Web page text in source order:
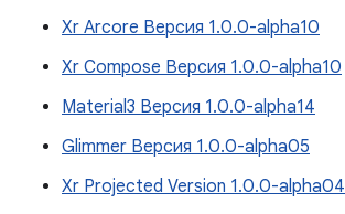
Xr Arcore Версия 1.0.0-alpha10
Xr Compose Версия 1.0.0-alpha10
Material3 Версия 1.0.0-alpha14
Glimmer Версия 1.0.0-alpha05
Xr Projected Version 1.0.0-alpha04